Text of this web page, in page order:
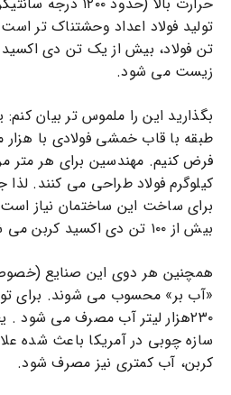
تولید فولاد اعداد وحشتناک تر
تن فولاد، بیش از یک تن دی
زیست می شود.
طبقه با قاب خمشی فولادی با هزار
برای ساخت این ساختمان نیاز
بیش از ۱۰۰ تن دی اکسید کربن می شود.
همچنین هر دوی این صنایع
«آب بر» محسوب می شوند. برای
۲۳۰هزار لیتر آب مصرف می شود .
سازه چوبی در آمریکا باعث شده
کربن، آب کمتری نیز مصرف شود.